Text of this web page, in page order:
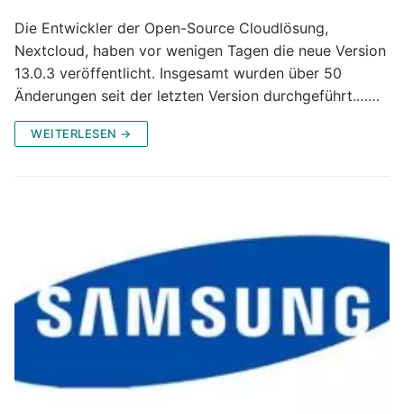
Die Entwickler der Open-Source Cloudlösung,
Nextcloud, haben vor wenigen Tagen die neue Version
13.0.3 veröffentlicht. Insgesamt wurden über 50
Änderungen seit der letzten Version durchgeführt.……
WEITERLESEN →